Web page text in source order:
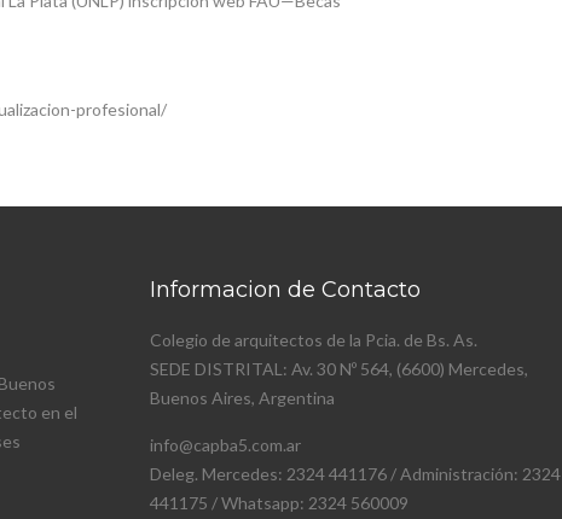
profesional/
en el
Informacion de Contacto
Colegio de arquitectos de la Pcia. de Bs. As.
SEDE DISTRITAL: Av. 30 Nº 564, (6600) Mercedes,
Buenos Aires, Argentina
info@capba5.com.ar
Deleg. Mercedes: 2324 441176 / Administración: 2324
441175 / Whatsapp: 2324 560009